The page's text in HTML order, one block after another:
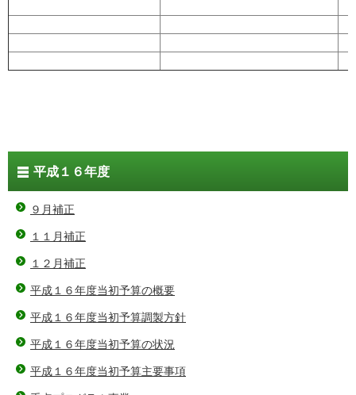
平成１６年度
９月補正
１１月補正
１２月補正
平成１６年度当初予算の概要
平成１６年度当初予算調製方針
平成１６年度当初予算の状況
平成１６年度当初予算主要事項